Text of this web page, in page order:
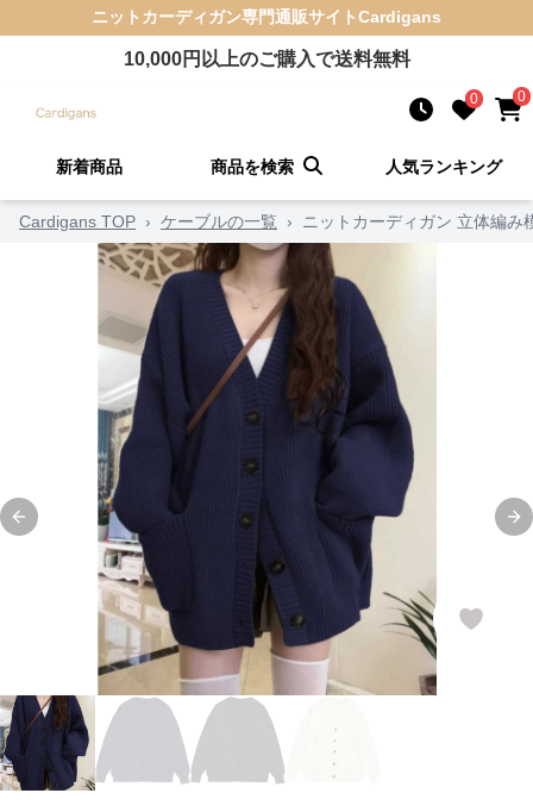
ニットカーディガン専門通販サイトCardigans
10,000円以上のご購入で送料無料
0 0
新着商品 商品を検索 人気ランキング
Cardigans TOP › ケーブルの一覧 › ニットカーディガン 立体編
Previous slide